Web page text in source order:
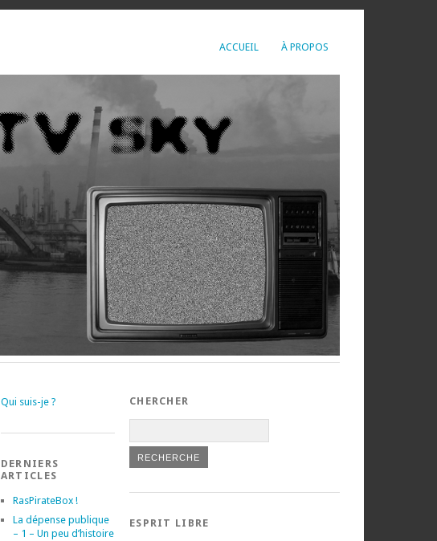
ACCUEIL À PROPOS
Qui suis-je ?
DERNIERS
ARTICLES
RasPirateBox !
La dépense publique
– 1 – Un peu d’histoire
CHERCHER
ESPRIT LIBRE